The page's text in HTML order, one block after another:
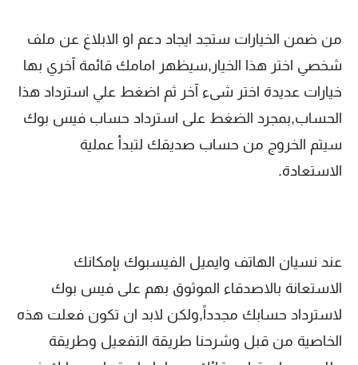
من ضمن الخيارات ستجد ايجاد دعم او الابلاغ عن ملف
شخصي اختر هذا الخيار,سيظهر امامك قائمة آخري بها
خيارات عديدة اختر شىء آخر ثم اضغط علي استرداد هذا
الحساب,بمجرد الضغط على استرداد حساب فيس بوك
سيتم الخروج من حساب صديقك لتبدأ عملية
الاستعادة.
عند نسيان الهاتف وايميل الفيسبوك بإمكانك
الاستعانة بالاصدقاء الموثوق بهم على فيس بوك
لاسترداد حسابك مجدداً,ولكن لابد ان تكون فعلت هذه
الخاصية من قبل وشرحنا طريقة التفعيل وطريقة